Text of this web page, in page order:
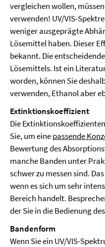
vergleichen wollen,
verwenden! UV/VIS-
weniger ausgeprägte
Lösemittel haben. Dieser
bekannt. Die
Lösemittels. Ist ein
worden, können Sie
verwenden, Ethanol aber
Extinktionskoeffizient
Die
Sie, um einepassende
Bewertung des
manche Banden unter
schwer zu messen sind.
wenn es sich um sehr
Bereich handelt.
der Sie in die Bedienung
Bandenform
Wenn Sie ein UV/VIS-